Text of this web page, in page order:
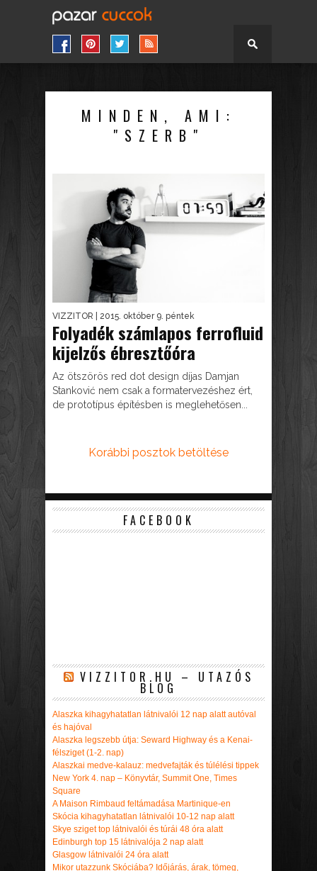
MINDEN, AMI:
"SZERB"
VIZZITOR | 2015. október 9. péntek
Folyadék számlapos ferrofluid
kijelzős ébresztőóra
Az ötszörös red dot design díjas Damjan
Stanković nem csak a formatervezéshez ért,
de prototípus építésben is meglehetősen...
Korábbi posztok betöltése
FACEBOOK
VIZZITOR.HU – UTAZÓS
BLOG
Alaszka kihagyhatatlan látnivalói 12 nap alatt autóval
és hajóval
Alaszka legszebb útja: Seward Highway és a Kenai-
félsziget (1-2. nap)
Alaszkai medve-kalauz: medvefajták és túlélési tippek
New York 4. nap – Könyvtár, Summit One, Times
Square
A Maison Rimbaud feltámadása Martinique-en
Skócia kihagyhatatlan látnivalói 10-12 nap alatt
Skye sziget top látnivalói és túrái 48 óra alatt
Edinburgh top 15 látnivalója 2 nap alatt
Glasgow látnivalói 24 óra alatt
Mikor utazzunk Skóciába? Időjárás, árak, tömeg,